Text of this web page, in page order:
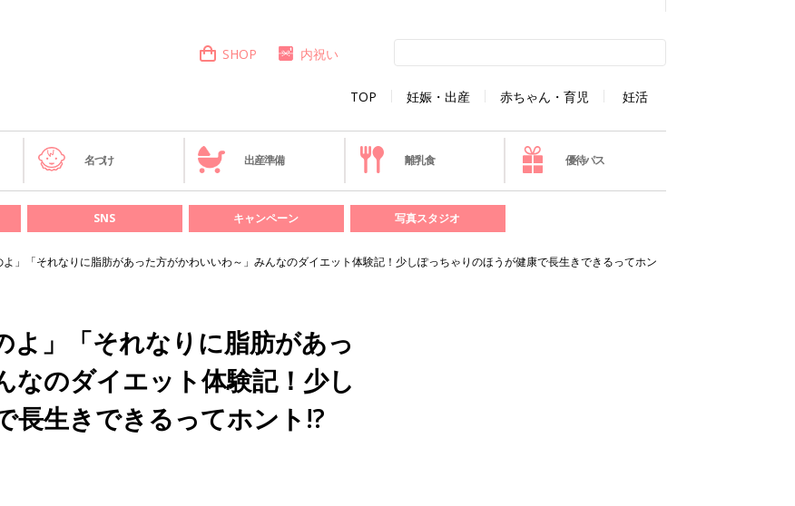
TOP 妊娠・出産 赤ちゃん・育児 妊活
SHOP 内祝い
名づけ 出産準備 離乳食 優待パス
SNS キャンペーン 写真スタジオ
よ」「それなりに脂肪があった方がかわいいわ～」みんなのダイエット体験記！少しぽっちゃりのほうが健康で長生きできるってホン
よ」「それなりに脂肪があっ
なのダイエット体験記！少し
長生きできるってホント!?